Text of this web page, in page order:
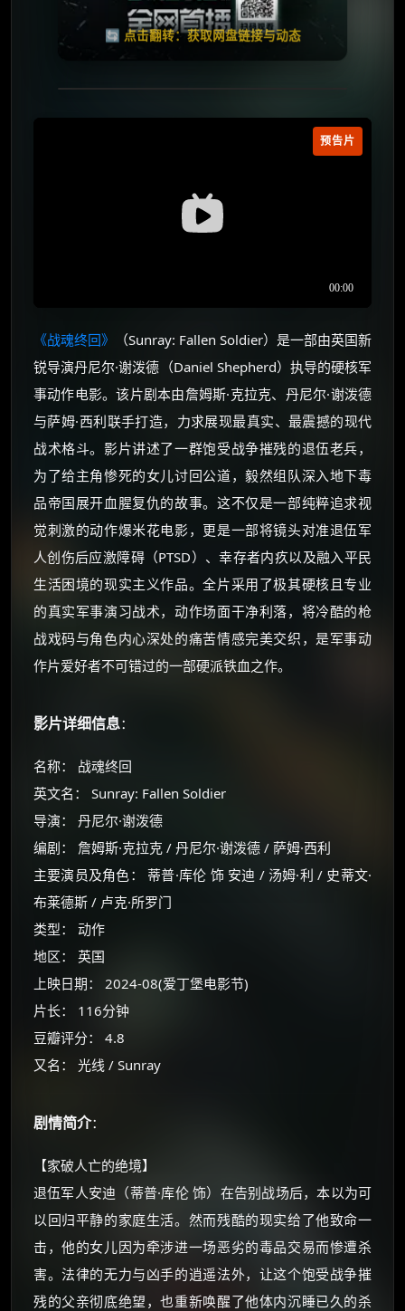
🔄 点击翻转：获取网盘链接与动态
失效请反馈
🧧️
天天领红包
预告片
《战魂终回》
（Sunray: Fallen Soldier）是一部由英国新
锐导演丹尼尔·谢泼德（Daniel Shepherd）执导的硬核军
事动作电影。该片剧本由詹姆斯·克拉克、丹尼尔·谢泼德
与萨姆·西利联手打造，力求展现最真实、最震撼的现代
战术格斗。影片讲述了一群饱受战争摧残的退伍老兵，
为了给主角惨死的女儿讨回公道，毅然组队深入地下毒
品帝国展开血腥复仇的故事。这不仅是一部纯粹追求视
觉刺激的动作爆米花电影，更是一部将镜头对准退伍军
人创伤后应激障碍（PTSD）、幸存者内疚以及融入平民
生活困境的现实主义作品。全片采用了极其硬核且专业
的真实军事演习战术，动作场面干净利落，将冷酷的枪
战戏码与角色内心深处的痛苦情感完美交织，是军事动
作片爱好者不可错过的一部硬派铁血之作。
影片详细信息：
名称： 战魂终回
英文名： Sunray: Fallen Soldier
导演： 丹尼尔·谢泼德
编剧： 詹姆斯·克拉克 / 丹尼尔·谢泼德 / 萨姆·西利
主要演员及角色： 蒂普·库伦 饰 安迪 / 汤姆·利 / 史蒂文·
布莱德斯 / 卢克·所罗门
类型： 动作
地区： 英国
上映日期： 2024-08(爱丁堡电影节)
片长： 116分钟
豆瓣评分： 4.8
又名： 光线 / Sunray
剧情简介：
【家破人亡的绝境】
退伍军人安迪（蒂普·库伦 饰）在告别战场后，本以为可
以回归平静的家庭生活。然而残酷的现实给了他致命一
击，他的女儿因为牵涉进一场恶劣的毒品交易而惨遭杀
害。法律的无力与凶手的逍遥法外，让这个饱受战争摧
残的父亲彻底绝望，也重新唤醒了他体内沉睡已久的杀
×
☕